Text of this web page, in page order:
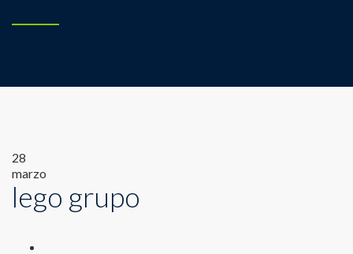
28
marzo
lego grupo